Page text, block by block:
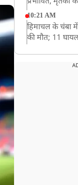
10:21 AM
हिमाचल के चंबा में
की मौत; 11
सलमान खान के